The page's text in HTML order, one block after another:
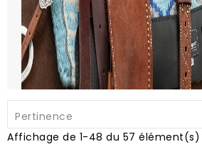
Pertinence
Affichage de 1-48 du 57 élément(s)